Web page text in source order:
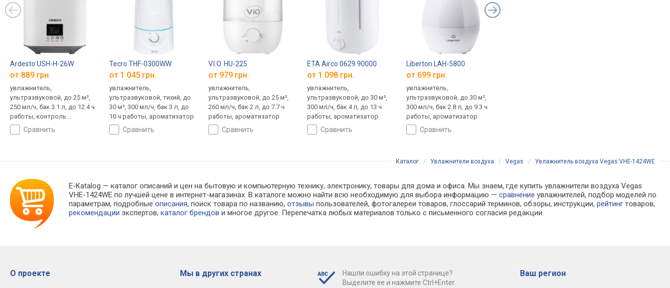
Ardesto USH-H-26W
от 889 грн.
увлажнитель,
ультразвуковой, до 25 м²,
250 мл/ч, бак 3.1 л, до 12.4 ч
работы, контроль
влажности (гигростат),
верхний долив
сравнить
Tecro THF-0300WW
от 1 045 грн.
увлажнитель,
ультразвуковой, тихий, до
30 м², 300 мл/ч, бак 3 л, до
10 ч работы, ароматизатор
сравнить
V.I.O. HU-225
от 979 грн.
увлажнитель,
ультразвуковой, до 25 м²,
260 мл/ч, бак 2 л, до 7.7 ч
работы, ароматизатор
сравнить
ETA Airco 0629 90000
от 1 098 грн.
увлажнитель,
ультразвуковой, до 30 м²,
300 мл/ч, бак 4 л, до 13 ч
работы, ароматизатор
сравнить
Liberton LAH-5800
от 699 грн.
увлажнитель,
ультразвуковой, до 30 м²,
300 мл/ч, бак 2.8 л, до 9.3 ч
работы, ароматизатор
сравнить
Каталог / Увлажнители воздуха / Vegas / Увлажнитель воздуха Vegas VHE-1424WE
E-Katalog — каталог описаний и цен на бытовую и компьютерную технику, электронику, товары для дома и офиса. Мы знаем, где купить увлажнители воздуха Vegas
VHE-1424WE по лучшей цене в интернет-магазинах. В каталоге можно найти всю необходимую для выбора информацию —сравнение увлажнителей, подбор моделей по
параметрам, подробныеописания, поиск товара по названию,отзывы пользователей, фотогалереи товаров, глоссарий терминов, обзоры, инструкции,рейтинг товаров,
рекомендации экспертов,каталог брендов и многое другое. Перепечатка любых материалов только с письменного согласия редакции.
О проекте Мы в других странах
Нашли ошибку на этой странице?
Выделите ее и нажмите Ctrl+Enter.
Ваш регион